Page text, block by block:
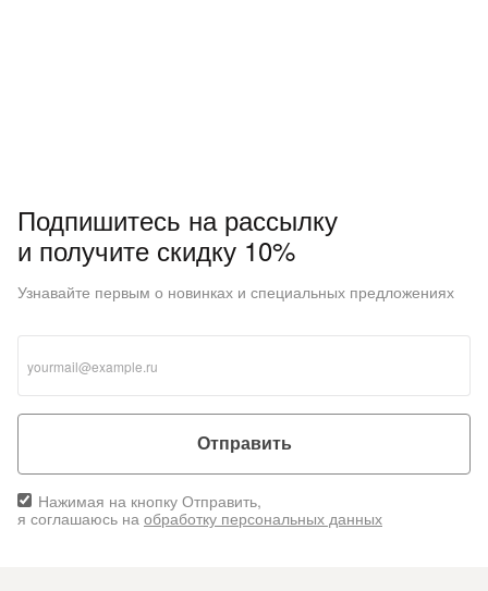
Подпишитесь на рассылку
и получите скидку 10%
Узнавайте первым о новинках и специальных предложениях
Отправить
Нажимая на кнопку Отправить,
я соглашаюсь на обработку персональных данных